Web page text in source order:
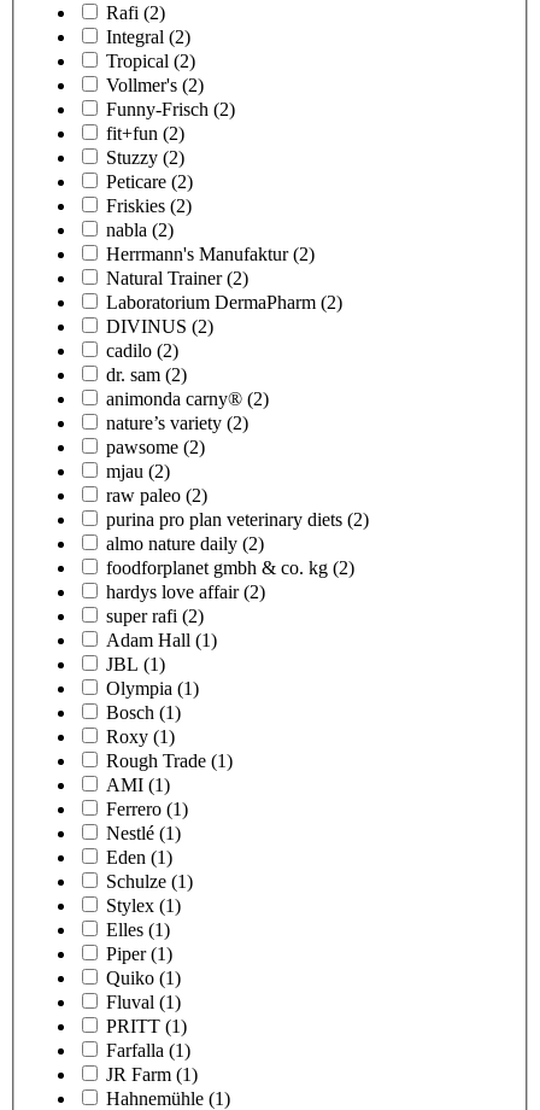
Rafi (2)
Integral (2)
Tropical (2)
Vollmer's (2)
Funny-Frisch (2)
fit+fun (2)
Stuzzy (2)
Peticare (2)
Friskies (2)
nabla (2)
Herrmann's Manufaktur (2)
Natural Trainer (2)
Laboratorium DermaPharm (2)
DIVINUS (2)
cadilo (2)
dr. sam (2)
animonda carny® (2)
nature’s variety (2)
pawsome (2)
mjau (2)
raw paleo (2)
purina pro plan veterinary diets (2)
almo nature daily (2)
foodforplanet gmbh & co. kg (2)
hardys love affair (2)
super rafi (2)
Adam Hall (1)
JBL (1)
Olympia (1)
Bosch (1)
Roxy (1)
Rough Trade (1)
AMI (1)
Ferrero (1)
Nestlé (1)
Eden (1)
Schulze (1)
Stylex (1)
Elles (1)
Piper (1)
Quiko (1)
Fluval (1)
PRITT (1)
Farfalla (1)
JR Farm (1)
Hahnemühle (1)